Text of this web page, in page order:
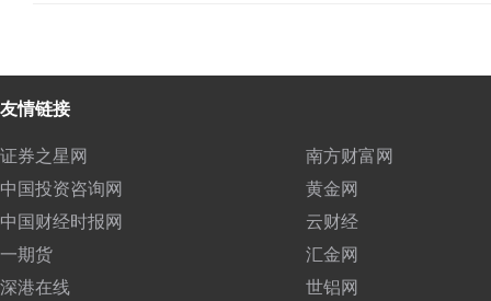
友情链接
证券之星网
南方财富网
中国投资咨询网
黄金网
中国财经时报网
云财经
一期货
汇金网
深港在线
世铝网